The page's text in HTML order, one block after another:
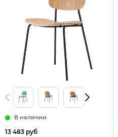
В наличии
13 483 руб